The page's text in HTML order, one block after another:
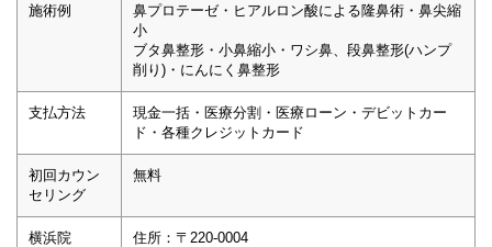
施術例
鼻プロテーゼ・ヒアルロン酸による隆鼻術・鼻尖縮
小
ブタ鼻整形・小鼻縮小・ワシ鼻、段鼻整形(ハンプ
削り)・にんにく鼻整形
支払方法
現金一括・医療分割・医療ローン・デビットカー
ド・各種クレジットカード
初回カウン
セリング
無料
横浜院
住所：〒220-0004